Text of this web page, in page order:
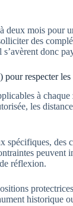
deux mois pour
des
donc
respecter les
à
les
spécifiques,
réflexion.
historique